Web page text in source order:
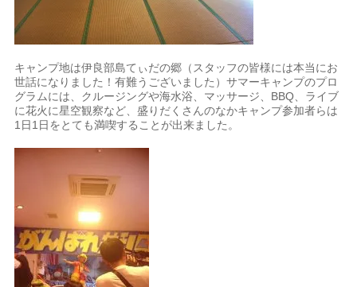
キャンプ地は伊良部島てぃだの郷（スタッフの皆様には本当にお
世話になりました！有難うございました）サマーキャンプのプロ
グラムには、クルージングや海水浴、マッサージ、BBQ、ライブ
に花火に星空観察など、盛りだくさんのなかキャンプ参加者らは
1日1日をとても満喫することが出来ました。